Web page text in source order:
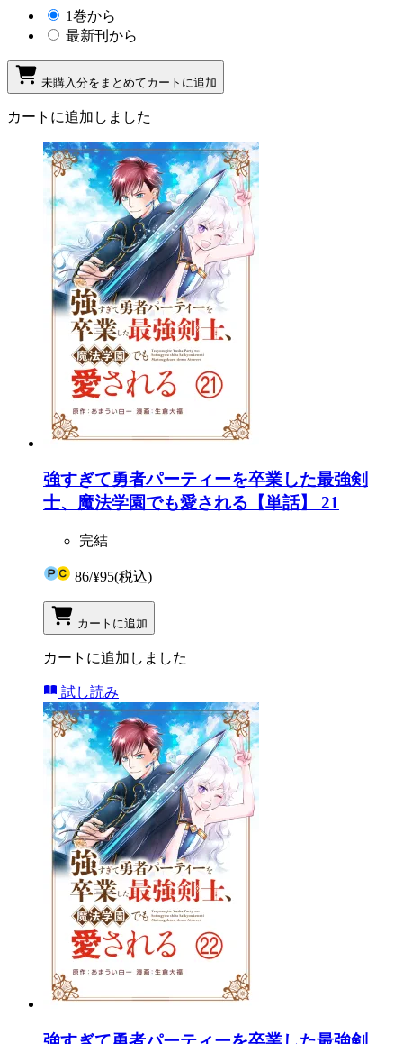
1巻から
最新刊から
未購入分をまとめてカートに追加
カートに追加しました
強すぎて勇者パーティーを卒業した最強剣
士、魔法学園でも愛される【単話】 21
完結
86/¥95(税込)
カートに追加
カートに追加しました
試し読み